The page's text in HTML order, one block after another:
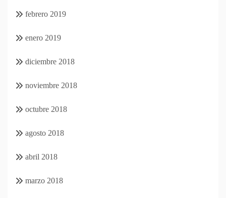
febrero 2019
enero 2019
diciembre 2018
noviembre 2018
octubre 2018
agosto 2018
abril 2018
marzo 2018